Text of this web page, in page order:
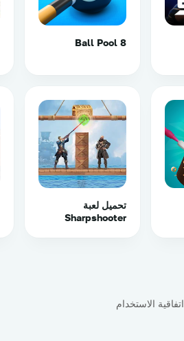
8 Ball Pool
تحميل لعبة
Sharpshooter
اتفاقية الاستخدام